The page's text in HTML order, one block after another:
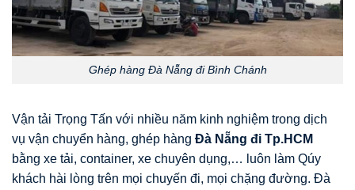
Ghép hàng Đà Nẵng đi Bình Chánh
Vận tải Trọng Tấn với nhiều năm kinh nghiệm trong dịch
vụ vận chuyển hàng, ghép hàng Đà Nẵng đi Tp.HCM
bằng xe tải, container, xe chuyên dụng,… luôn làm Qúy
khách hài lòng trên mọi chuyến đi, mọi chặng đường. Đà